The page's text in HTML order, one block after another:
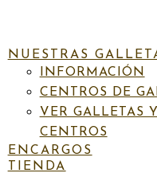
NUESTRAS
INFORMACIÓN
CENTROS DE
VER GALLETAS Y
CENTROS
ENCARGOS
TIENDA
AZÚCAR TARTAS
GAFAS